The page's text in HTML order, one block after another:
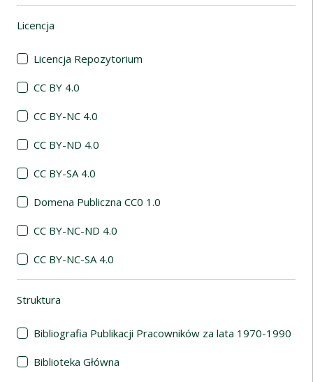
Licencja
Licencja Repozytorium
CC BY 4.0
CC BY-NC 4.0
CC BY-ND 4.0
CC BY-SA 4.0
Domena Publiczna CC0 1.0
CC BY-NC-ND 4.0
CC BY-NC-SA 4.0
Struktura
Bibliografia Publikacji Pracowników za lata 1970-1990
Biblioteka Główna